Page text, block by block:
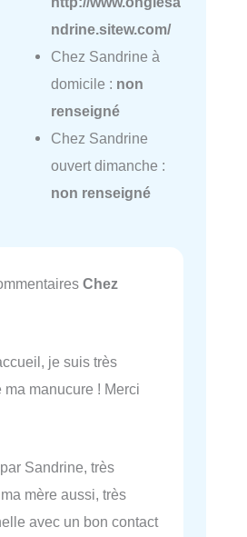
ndrine.sitew.com/
Chez Sandrine à
domicile : non
renseigné
Chez Sandrine
ouvert dimanche :
non renseigné
Chez
je suis très
ma manucure ! Merci
Sandrine, très
mère aussi, très
avec un bon contact